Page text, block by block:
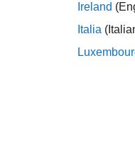
Ireland
Italia